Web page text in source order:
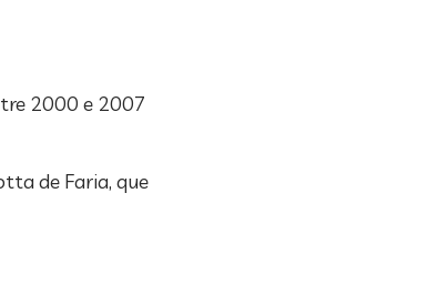
2000 e 2007
de Faria, que